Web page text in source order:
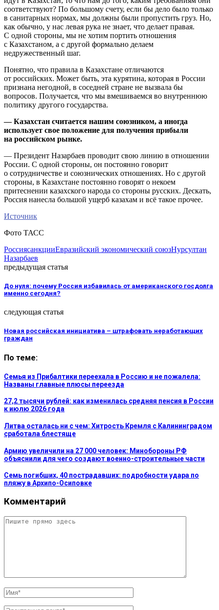
соответствуют? По большому счету, если бы дело было только
в санитарных нормах, мы должны были пропустить груз. Но,
как обычно, у нас левая рука не знает, что делает правая.
С одной стороны, мы не хотим портить отношения
с Казахстаном, а с другой формально делаем
недружественный шаг.
Понятно, что правила в Казахстане отличаются
от российских. Может быть, эта курятина, которая в России
признана негодной, в соседней стране не вызвала бы
вопросов. Получается, что мы вмешиваемся во внутреннюю
политику другого государства.
— Казахстан считается нашим союзником, а иногда
использует свое положение для получения прибыли
на российском рынке.
— Президент Назарбаев проводит свою линию в отношении
России. С одной стороны, он постоянно говорит
о сотрудничестве и союзнических отношениях. Но с другой
стороны, в Казахстане постоянно говорят о некоем
притеснении казахского народа со стороны русских. Дескать,
Россия нанесла большой ущерб казахам и всё такое прочее.
Источник
Фото ТАСС
РоссиясанкцииЕвразийский экономический союзНурсултан
Назарбаев
предыдущая статья
До нуля: почему Россия избавилась от американского госдолга
именно сегодня?
следующая статья
Новая российская инициатива – штрафовать неработающих
граждан
По теме:
Семья из Прибалтики переехала в Россию и не пожалела:
Названы главные плюсы переезда
27,2 тысячи рублей: как изменилась средняя пенсия в России
к июлю 2026 года
Литва осталась ни с чем: Хитрость Кремля с Калининградом
сработала блестяще
Армию увеличили на 27 000 человек: Минобороны РФ
объяснили для чего создают военно-строительные части
Семь погибших, 40 пострадавших: подробности удара по
пляжу в Архипо-Осиповке
Комментарий